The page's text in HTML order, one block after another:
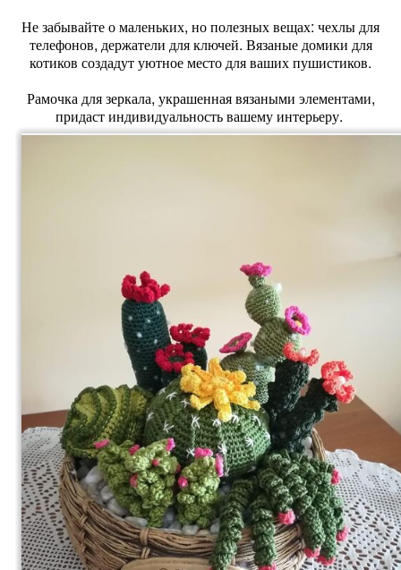
Не забывайте о маленьких, но полезных вещах: чехлы для
телефонов, держатели для ключей. Вязаные домики для
котиков создадут уютное место для ваших пушистиков.
Рамочка для зеркала, украшенная вязаными элементами,
придаст индивидуальность вашему интерьеру.